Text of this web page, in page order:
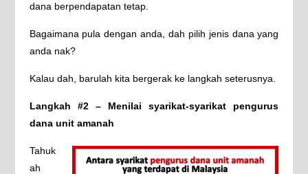
dana berpendapatan tetap.
Bagaimana pula dengan anda, dah pilih jenis dana yang
anda nak?
Kalau dah, barulah kita bergerak ke langkah seterusnya.
Langkah #2 – Menilai syarikat-syarikat pengurus
dana unit amanah
Tahuk
ah